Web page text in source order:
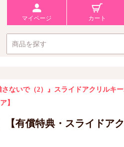
マイページ カート
ないで（2）』スライドアクリルキー
】
【有償特典・スライドア